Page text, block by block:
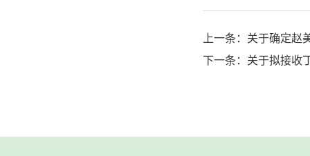
上一条： 关于确定赵
下一条： 关于拟接收